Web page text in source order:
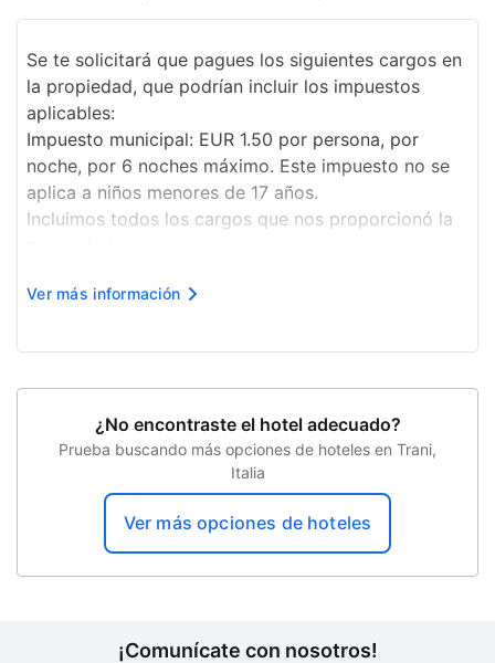
Distance from property (ft)
Resguardo de equipaje
Supermercado o tienda de conveniencia
Salida exprés
Desayuno gratis
Biblioteca de negocios
Salón de belleza
Se te solicitará que pagues los siguientes cargos en
la propiedad, que podrían incluir los impuestos
aplicables:
Impuesto municipal: EUR 1.50 por persona, por
noche, por 6 noches máximo. Este impuesto no se
aplica a niños menores de 17 años.
Incluimos todos los cargos que nos proporcionó la
Se aceptan animales de servicio sin cargo.
d...
Ver más información
¿No encontraste el hotel adecuado?
Prueba buscando más opciones de hoteles en Trani,
Italia
Ver más opciones de hoteles
¡Comunícate con nosotros!